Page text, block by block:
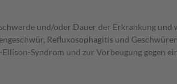
und/oder Dauer der Erkrankung
Refluxösophagitis und
Syndrom und zur Vorbeugung gegen